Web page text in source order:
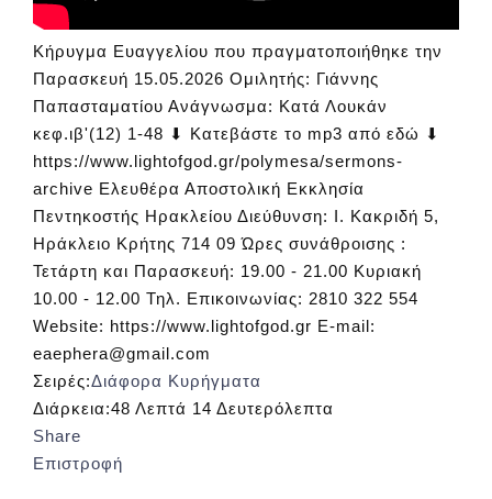
Κήρυγμα Ευαγγελίου που πραγματοποιήθηκε την
Παρασκευή 15.05.2026 Ομιλητής: Γιάννης
Παπασταματίου Ανάγνωσμα: Κατά Λουκάν
κεφ.ιβ'(12) 1-48 ⬇ Κατεβάστε το mp3 από εδώ ⬇
https://www.lightofgod.gr/polymesa/sermons-
archive Ελευθέρα Αποστολική Εκκλησία
Πεντηκοστής Ηρακλείου Διεύθυνση: Ι. Κακριδή 5,
Ηράκλειο Κρήτης 714 09 Ώρες συνάθροισης :
Τετάρτη και Παρασκευή: 19.00 - 21.00 Κυριακή
10.00 - 12.00 Τηλ. Επικοινωνίας: 2810 322 554
Website: https://www.lightofgod.gr E-mail:
eaephera@gmail.com
Σειρές:Διάφορα Κυρήγματα
Διάρκεια:48 Λεπτά 14 Δευτερόλεπτα
Share
Επιστροφή